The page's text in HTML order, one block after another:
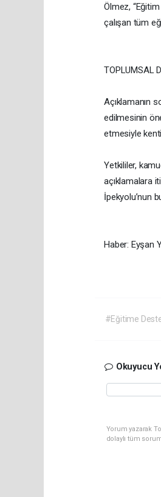
Ölmez,
çalışan tüm
TOPLUMSAL
Açıklamanın
edilmesinin
etmesiyle
Yetkililer,
açıklamalara
İpekyolu’nun
Haber: Eyşan
#Eğitime
Okuyucu
Yorum yazarak
dolaylı tüm